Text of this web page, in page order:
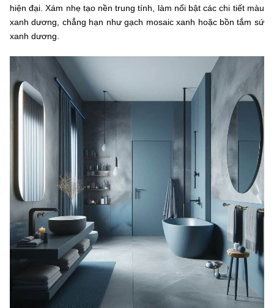
hiện đại. Xám nhẹ tạo nền trung tính, làm nổi bật các chi tiết màu
xanh dương, chẳng hạn như gạch mosaic xanh hoặc bồn tắm sứ
xanh dương.